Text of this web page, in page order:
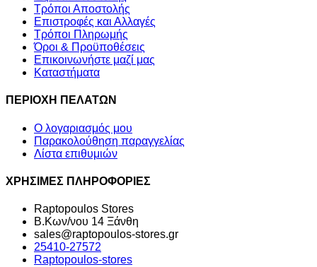
Τρόποι Αποστολής
Επιστροφές και Αλλαγές
Τρόποι Πληρωμής
Όροι & Προϋποθέσεις
Επικοινωνήστε μαζί μας
Καταστήματα
ΠΕΡΙΟΧΗ ΠΕΛΑΤΩΝ
Ο λογαριασμός μου
Παρακολούθηση παραγγελίας
Λίστα επιθυμιών
ΧΡΗΣΙΜΕΣ ΠΛΗΡΟΦΟΡΙΕΣ
Raptopoulos Stores
Β.Κων/νου 14 Ξάνθη
sales@raptopoulos-stores.gr
25410-27572
Raptopoulos-stores